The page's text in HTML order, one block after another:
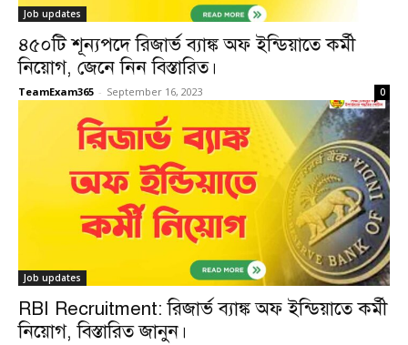
Job updates
৪৫০টি শূন্যপদে রিজার্ভ ব্যাঙ্ক অফ ইন্ডিয়াতে কর্মী
নিয়োগ, জেনে নিন বিস্তারিত।
TeamExam365 - September 16, 2023 0
Job updates
RBI Recruitment: রিজার্ভ ব্যাঙ্ক অফ ইন্ডিয়াতে কর্মী
নিয়োগ, বিস্তারিত জানুন।